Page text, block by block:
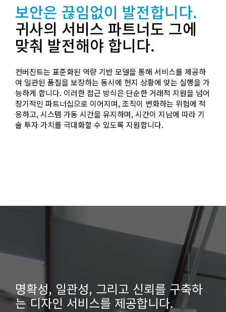
보안은 끊임없이 발전합니다.
귀사의 서비스 파트너도 그에
맞춰 발전해야 합니다.
컨버진트는 표준화된 역량 기반 모델을 통해 서비스를 제공하
여 일관된 품질을 보장하는 동시에 현지 상황에 맞는 실행을 가
능하게 합니다. 이러한 접근 방식은 단순한 거래적 지원을 넘어
장기적인 파트너십으로 이어지며, 조직이 변화하는 위험에 적
응하고, 시스템 가동 시간을 유지하며, 시간이 지남에 따라 기
술 투자 가치를 극대화할 수 있도록 지원합니다.
명확성, 일관성, 그리고 신뢰를 구축하
는 디자인 서비스를 제공합니다.